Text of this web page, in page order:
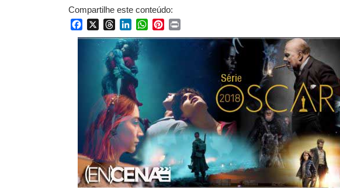
Compartilhe este conteúdo:
FacebookThreadsLinkedInWhatsApp
Pinterest